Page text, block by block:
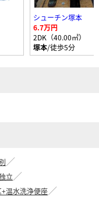
シューチン塚本
6.7万円
2DK（40.00㎡）
塚本/徒歩5分
立
温水洗浄便座